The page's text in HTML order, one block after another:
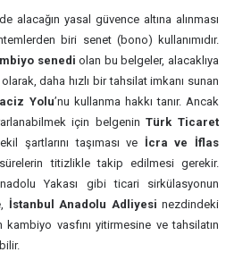
alacağın yasal güvence altına alınması
biri senet (bono) kullanımıdır.
senedi olan bu belgeler, alacaklıya
daha hızlı bir tahsilat imkanı sunan
Yolu’nu kullanma hakkı tanır. Ancak
için belgeninTürk Ticaret
şartlarını taşıması ve İcra ve İflas
titizlikle takip edilmesi gerekir.
Yakası gibi ticari sirkülasyonun
İstanbul Anadolu Adliyesi nezdindeki
vasfını yitirmesine ve tahsilatın